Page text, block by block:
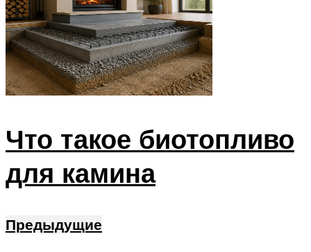
Что такое биотопливо
для камина
Предыдущие